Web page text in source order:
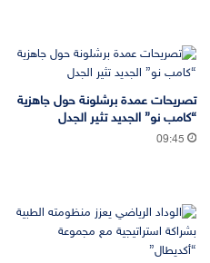
تصريحات عمدة برشلونة حول جاهزية
“كامب نو” الجديد تثير الجدل
09:45